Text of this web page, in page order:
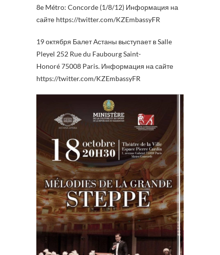
8e Métro: Concorde (1/8/12) Информация на
сайте https://twitter.com/KZEmbassyFR
19 октября Балет Астаны выступает в Salle
Pleyel 252 Rue du Faubourg Saint-
Honoré 75008 Paris. Информация на сайте
https://twitter.com/KZEmbassyFR